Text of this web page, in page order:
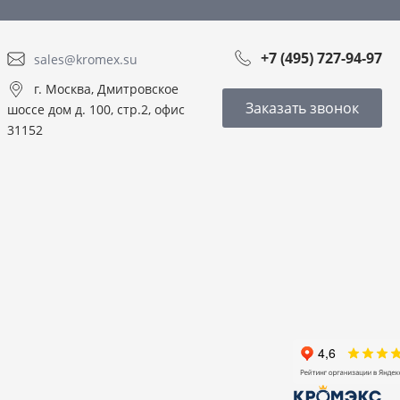
sales@kromex.su +7 (495) 727-94-97
г. Москва, Дмитровское
шоссе дом д. 100, стр.2, офис
31152
Заказать звонок